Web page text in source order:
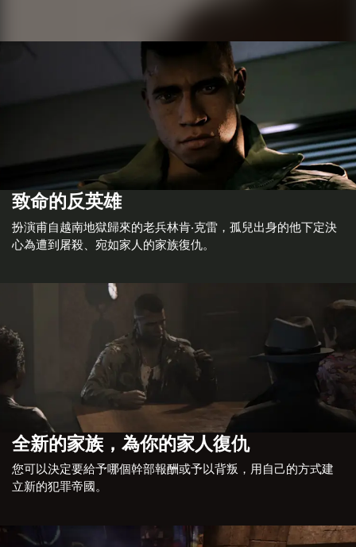
致命的反英雄
扮演甫自越南地獄歸來的老兵林肯‧克雷，孤兒出身的他下定決
心為遭到屠殺、宛如家人的家族復仇。
全新的家族，為你的家人復仇
您可以決定要給予哪個幹部報酬或予以背叛，用自己的方式建
立新的犯罪帝國。